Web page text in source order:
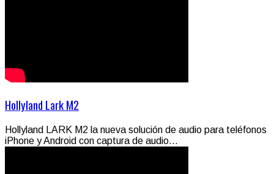
Hollyland Lark M2
Hollyland LARK M2 la nueva solución de audio para teléfonos
iPhone y Android con captura de audio...